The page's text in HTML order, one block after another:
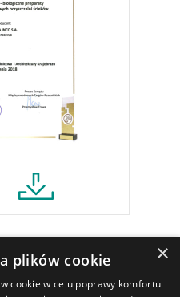
×
plików cookie
cookie w celu poprawy komfortu